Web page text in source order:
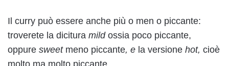
Il curry può essere anche più o men o piccante:
troverete la dicitura mild ossia poco piccante,
oppure sweet meno piccante, e la versione hot, cioè
molto ma molto piccante.